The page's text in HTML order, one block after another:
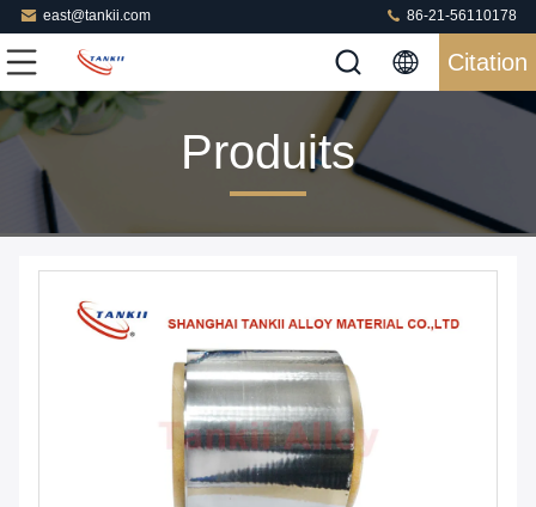
east@tankii.com 86-21-56110178
Citation
Produits